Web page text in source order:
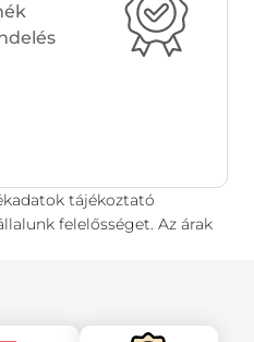
tájékoztató
felelősséget. Az árak